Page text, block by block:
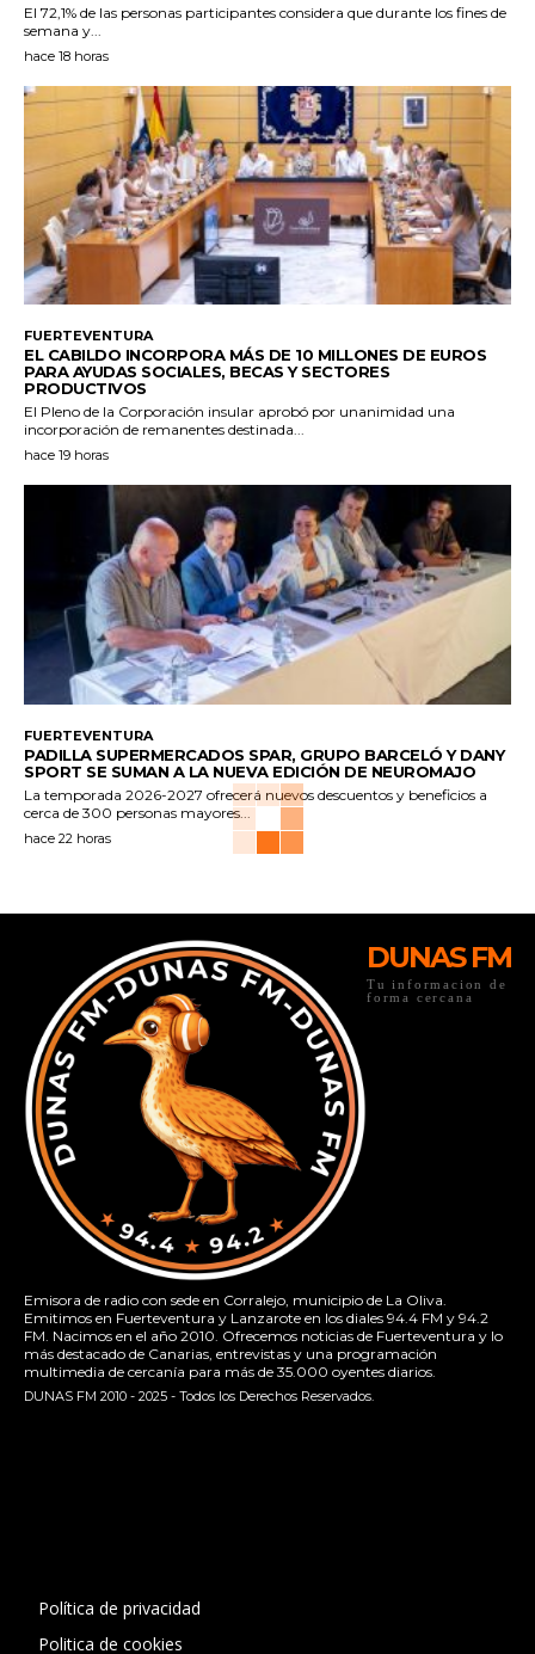
El 72,1% de las personas participantes considera que durante los fines de
semana y...
hace 18 horas
FUERTEVENTURA
EL CABILDO INCORPORA MÁS DE 10 MILLONES DE EUROS
PARA AYUDAS SOCIALES, BECAS Y SECTORES
PRODUCTIVOS
El Pleno de la Corporación insular aprobó por unanimidad una
incorporación de remanentes destinada...
hace 19 horas
FUERTEVENTURA
PADILLA SUPERMERCADOS SPAR, GRUPO BARCELÓ Y DANY
SPORT SE SUMAN A LA NUEVA EDICIÓN DE NEUROMAJO
La temporada 2026-2027 ofrecerá nuevos descuentos y beneficios a
cerca de 300 personas mayores...
hace 22 horas
DUNAS FM
Tu informacion de
forma cercana
Emisora de radio con sede en Corralejo, municipio de La Oliva.
Emitimos en Fuerteventura y Lanzarote en los diales 94.4 FM y 94.2
FM. Nacimos en el año 2010. Ofrecemos noticias de Fuerteventura y lo
más destacado de Canarias, entrevistas y una programación
multimedia de cercanía para más de 35.000 oyentes diarios.
DUNAS FM 2010 - 2025 - Todos los Derechos Reservados.
Política de privacidad
Politica de cookies